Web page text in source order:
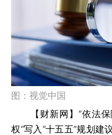
图：视觉中国
【财新网】 “依法
权”写入“十五五”规划建